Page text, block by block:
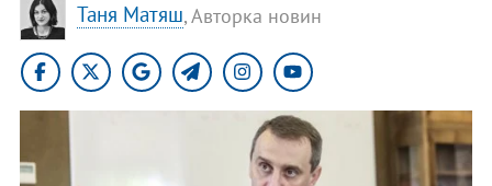
Таня Матяш, Авторка новин